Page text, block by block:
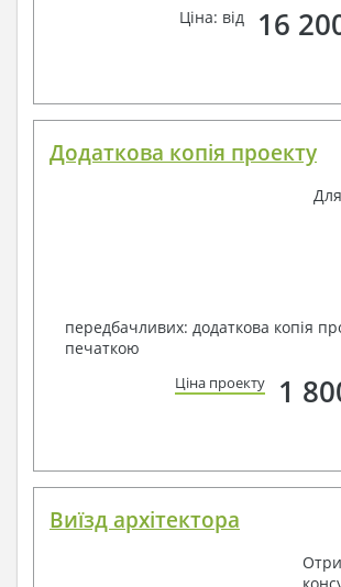
Ціна: від 16
Додаткова копія проекту
Для
передбачливих: додаткова копія
печаткою
Ціна проекту 1
Виїзд архітектора